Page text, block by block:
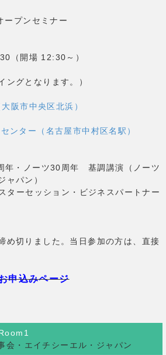
ープンセミナー
（開場 12:30～）
ングとなります。）
阪市中央区北浜）
ンター（名古屋市中村区名駅）
・ノーツ30周年 基調講演（ノーツ
ャパン）
ーセッション・ビジネスパートナー
切りました。当日参加の方は、直接
申込みページ
会・エイチシーエル・ジャパン